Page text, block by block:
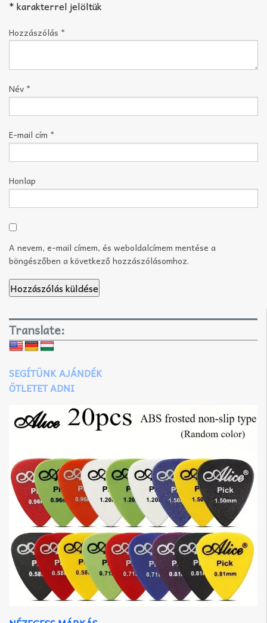
*karakterrel jelöltük
Hozzászólás *
Név *
E-mail cím *
Honlap
A nevem, e-mail címem, és weboldalcímem mentése a
böngészőben a következő hozzászólásomhoz.
Translate:
SEGÍTÜNK AJÁNDÉK
ÖTLETET ADNI